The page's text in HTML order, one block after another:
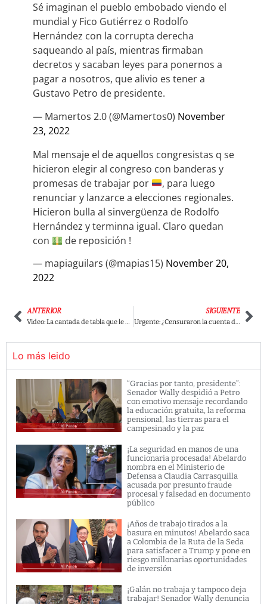
Sé imaginan el pueblo embobado viendo el
mundial y Fico Gutiérrez o Rodolfo
Hernández con la corrupta derecha
saqueando al país, mientras firmaban
decretos y sacaban leyes para ponernos a
pagar a nosotros, que alivio es tener a
Gustavo Petro de presidente.
— Mamertos 2.0 (@Mamertos0) November
23, 2022
Mal mensaje el de aquellos congresistas q se
hicieron elegir al congreso con banderas y
promesas de trabajar por
, para luego
renunciar y lanzarce a elecciones regionales.
Hicieron bulla al sinvergüenza de Rodolfo
Hernández y terminna igual. Claro quedan
con
de reposición !
— mapiaguilars (@mapias15) November 20,
2022
ANTERIOR
Video: La cantada de tabla que le dieron a Juvinao por atacar al Pacto Histórico
SIGUIENTE
Urgente: ¿Censuraron la cuenta de Twitter a Margarita Rosa de Francisco?
Lo más leido
“Gracias por tanto, presidente”:
Senador Wally despidió a Petro
con emotivo mensaje recordando
la educación gratuita, la reforma
pensional, las tierras para el
campesinado y la paz
¡La seguridad en manos de una
funcionaria procesada! Abelardo
nombra en el Ministerio de
Defensa a Claudia Carrasquilla
acusada por presunto fraude
procesal y falsedad en documento
público
¡Años de trabajo tirados a la
basura en minutos! Abelardo saca
a Colombia de la Ruta de la Seda
para satisfacer a Trump y pone en
riesgo millonarias oportunidades
de inversión
¡Galán no trabaja y tampoco deja
trabajar! Senador Wally denuncia